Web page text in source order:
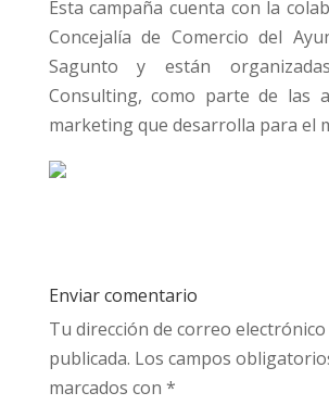
Esta campaña cuenta con la
Concejalía de Comercio del
Sagunto y están
Consulting, como parte de las
marketing que desarrolla para el
Enviar comentario
Tu dirección de correo
publicada. Los campos
marcados con *